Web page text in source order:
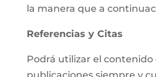
la manera que a
Referencias y Citas
Podrá utilizar el contenido